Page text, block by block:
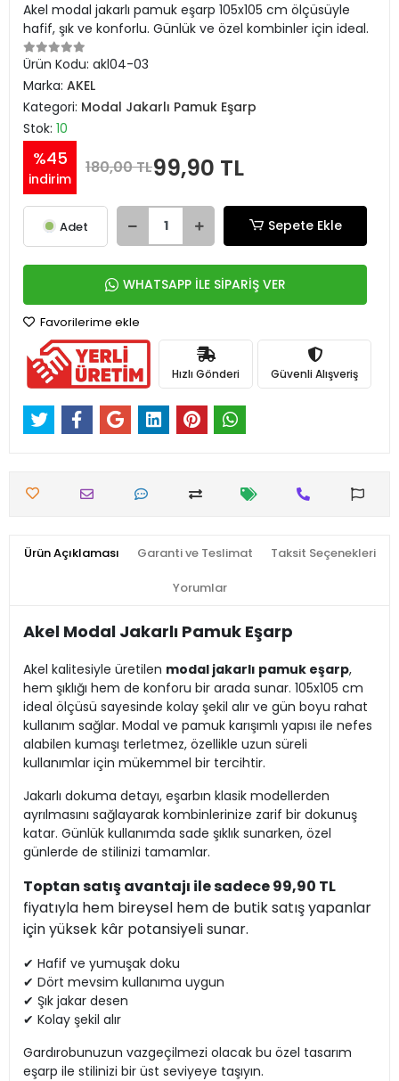
Akel modal jakarlı pamuk eşarp 105x105 cm ölçüsüyle
hafif, şık ve konforlu. Günlük ve özel kombinler için ideal.
Ürün Kodu: akl04-03
Marka: AKEL
Kategori: Modal Jakarlı Pamuk Eşarp
Stok: 10
%45
indirim
180,00 TL99,90 TL
Adet Sepete Ekle
WHATSAPP İLE SİPARİŞ VER
Favorilerime ekle
Hızlı Gönderi Güvenli Alışveriş
Ürün Açıklaması Garanti ve Teslimat Taksit Seçenekleri
Yorumlar
Akel Modal Jakarlı Pamuk Eşarp
Akel kalitesiyle üretilen modal jakarlı pamuk eşarp,
hem şıklığı hem de konforu bir arada sunar. 105x105 cm
ideal ölçüsü sayesinde kolay şekil alır ve gün boyu rahat
kullanım sağlar. Modal ve pamuk karışımlı yapısı ile nefes
alabilen kumaşı terletmez, özellikle uzun süreli
kullanımlar için mükemmel bir tercihtir.
Jakarlı dokuma detayı, eşarbın klasik modellerden
ayrılmasını sağlayarak kombinlerinize zarif bir dokunuş
katar. Günlük kullanımda sade şıklık sunarken, özel
günlerde de stilinizi tamamlar.
Toptan satış avantajı ile sadece 99,90 TL
fiyatıyla hem bireysel hem de butik satış yapanlar
için yüksek kâr potansiyeli sunar.
✔ Hafif ve yumuşak doku
✔ Dört mevsim kullanıma uygun
✔ Şık jakar desen
✔ Kolay şekil alır
Gardırobunuzun vazgeçilmezi olacak bu özel tasarım
eşarp ile stilinizi bir üst seviyeye taşıyın.